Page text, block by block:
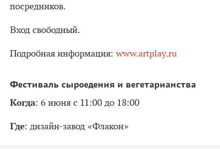
посредников.
Вход свободный.
Подробная информация: www.artplay.ru
Фестиваль сыроедения и вегетарианства
Когда: 6 июня с 11:00 до 18:00
Где: дизайн-завод «Флакон»